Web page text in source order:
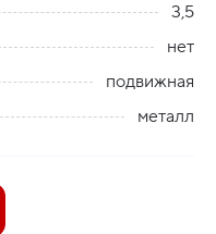
3,5
нет
подвижная
металл